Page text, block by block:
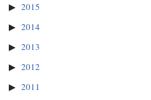
2015
2014
2013
2012
2011